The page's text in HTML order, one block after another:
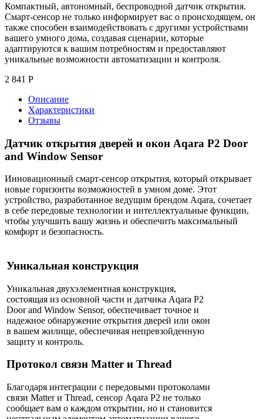
Компактный, автономный, беспроводной датчик открытия.
Смарт-сенсор не только информирует вас о происходящем, он
также способен взаимодействовать с другими устройствами
вашего умного дома, создавая сценарии, которые
адаптируются к вашим потребностям и предоставляют
уникальные возможности автоматизации и контроля.
2 841 Р
Описание
Характеристики
Отзывы
Датчик открытия дверей и окон Aqara P2 Door
and Window Sensor
Инновационный смарт-сенсор открытия, который открывает
новые горизонты возможностей в умном доме. Этот
устройство, разработанное ведущим брендом Aqara, сочетает
в себе передовые технологии и интеллектуальные функции,
чтобы улучшить вашу жизнь и обеспечить максимальный
комфорт и безопасность.
Уникальная конструкция
Уникальная двухэлементная конструкция,
состоящая из основной части и датчика Aqara P2
Door and Window Sensor, обеспечивает точное и
надежное обнаружение открытия дверей или окон
в вашем жилище, обеспечивая непревзойденную
защиту и контроль.
Протокол связи Matter и Thread
Благодаря интеграции с передовыми протоколами
связи Matter и Thread, сенсор Aqara P2 не только
сообщает вам о каждом открытии, но и становится